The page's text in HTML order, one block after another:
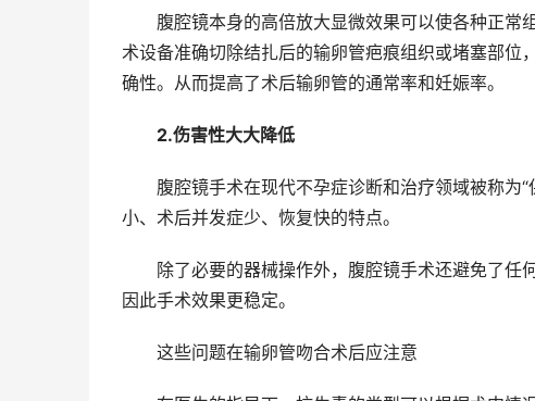
腹腔镜本身的高倍放大显微效果可以使各种正常
术设备准确切除结扎后的输卵管疤痕组织或堵塞部位
确性。从而提高了术后输卵管的通常率和妊娠率。
2.伤害性大大降低
腹腔镜手术在现代不孕症诊断和治疗领域被称为“
小、术后并发症少、恢复快的特点。
除了必要的器械操作外，腹腔镜手术还避免了任何
因此手术效果更稳定。
这些问题在输卵管吻合术后应注意